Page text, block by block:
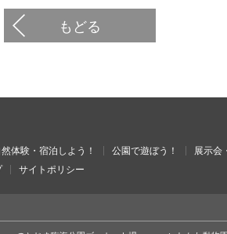
もどる
然体験・宿泊しよう！ 公園で遊ぼう！
展示会
サイトポリシー